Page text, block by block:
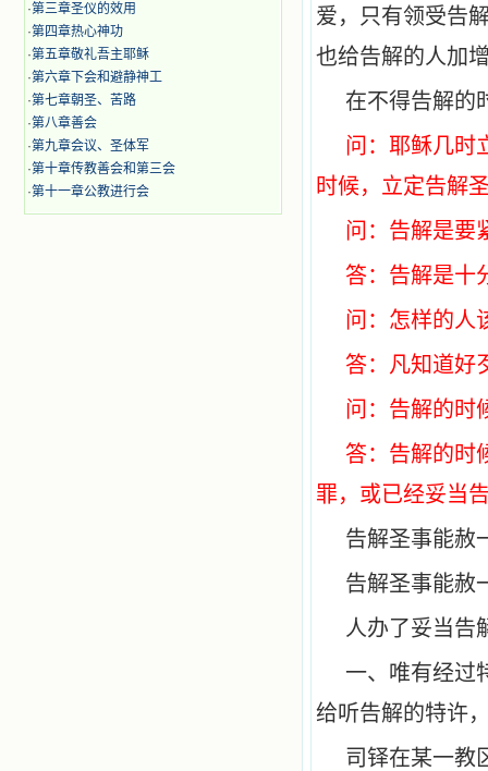
·第三章圣仪的效用
·第四章热心神功
·第五章敬礼吾主耶稣
·第六章下会和避静神工
·第七章朝圣、苦路
·第八章善会
·第九章会议、圣体军
·第十章传教善会和第三会
·第十一章公教进行会
爱，只有领受告
也给告解的人加
在不得告解的
问：耶稣几时
时候，立定告解
问：告解是要
答：告解是十
问：怎样的人
答：凡知道好
问：告解的时
答：告解的时
罪，或已经妥当
告解圣事能赦
告解圣事能赦
人办了妥当告
一、唯有经过
给听告解的特许
司铎在某一教